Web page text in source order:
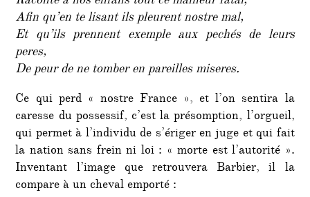
Afin qu’en te lisant ils pleurent nostre mal,
Et qu’ils prennent exemple aux pechés de leurs
peres,
De peur de ne tomber en pareilles miseres.
Ce qui perd « nostre France », et l’on sentira la
caresse du possessif, c’est la présomption, l’orgueil,
qui permet à l’individu de s’ériger en juge et qui fait
la nation sans frein ni loi : « morte est l’autorité ».
Inventant l’image que retrouvera Barbier, il la
compare à un cheval emporté :